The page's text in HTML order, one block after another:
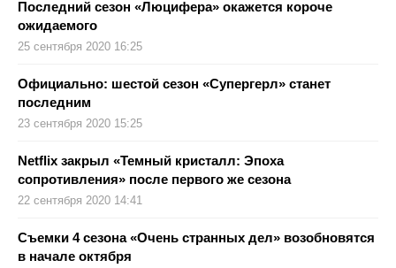
Последний сезон «Люцифера» окажется короче
ожидаемого
25 сентября 2020 16:25
Официально: шестой сезон «Супергерл» станет
последним
23 сентября 2020 15:25
Netflix закрыл «Темный кристалл: Эпоха
сопротивления» после первого же сезона
22 сентября 2020 14:41
Съемки 4 сезона «Очень странных дел» возобновятся
в начале октября